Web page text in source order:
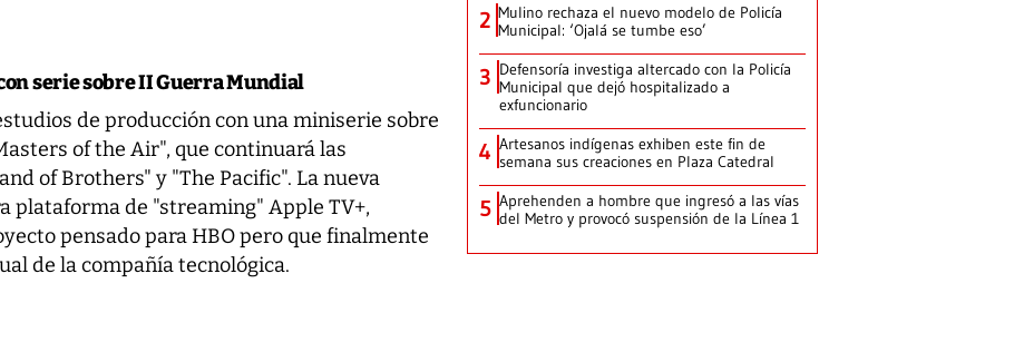
serie sobre II Guerra Mundial
de producción con una miniserie sobre
of the Air", que continuará las
of Brothers" y "The Pacific". La nueva
plataforma de "streaming" Apple TV+,
pensado para HBO pero que finalmente
de la compañía tecnológica.
2 Mulino rechaza el nuevo modelo de Policía
Municipal: ‘Ojalá se tumbe eso’
3 Defensoría investiga altercado con la Policía
Municipal que dejó hospitalizado a
exfuncionario
4 Artesanos indígenas exhiben este fin de
semana sus creaciones en Plaza Catedral
5 Aprehenden a hombre que ingresó a las vías
del Metro y provocó suspensión de la Línea 1